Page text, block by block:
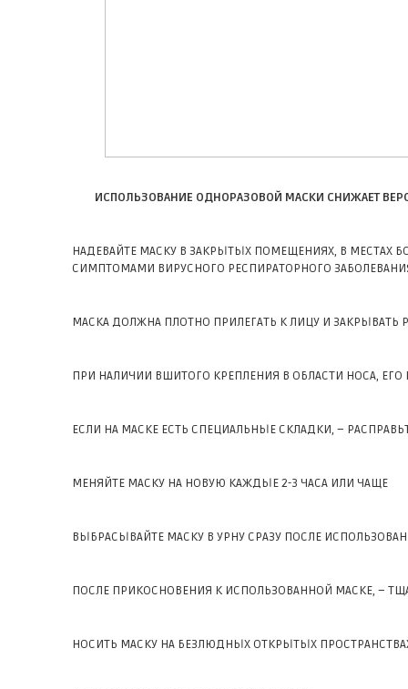
ИСПОЛЬЗОВАНИЕ ОДНОРАЗОВОЙ МАСКИ СНИЖАЕТ
НАДЕВАЙТЕ МАСКУ В ЗАКРЫТЫХ ПОМЕЩЕНИЯХ, В МЕСТАХ
СИМПТОМАМИ ВИРУСНОГО РЕСПИРАТОРНОГО
МАСКА ДОЛЖНА ПЛОТНО ПРИЛЕГАТЬ К ЛИЦУ И
ПРИ НАЛИЧИИ ВШИТОГО КРЕПЛЕНИЯ В ОБЛАСТИ НОСА,
ЕСЛИ НА МАСКЕ ЕСТЬ СПЕЦИАЛЬНЫЕ СКЛАДКИ, –
МЕНЯЙТЕ МАСКУ НА НОВУЮ КАЖДЫЕ 2-3 ЧАСА ИЛИ ЧАЩЕ
ВЫБРАСЫВАЙТЕ МАСКУ В УРНУ СРАЗУ ПОСЛЕ
ПОСЛЕ ПРИКОСНОВЕНИЯ К ИСПОЛЬЗОВАННОЙ МАСКЕ, –
НОСИТЬ МАСКУ НА БЕЗЛЮДНЫХ ОТКРЫТЫХ